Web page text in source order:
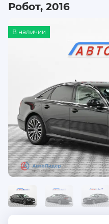
Робот, 2016
В наличии